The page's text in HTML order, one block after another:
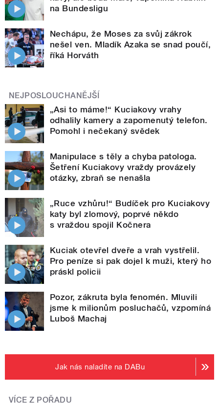
na Bundesligu
Nechápu, že Moses za svůj zákrok
nešel ven. Mladík Azaka se snad poučí,
říká Horváth
NEJPOSLOUCHANĚJŠÍ
„Asi to máme!“ Kuciakovy vrahy
odhalily kamery a zapomenutý telefon.
Pomohl i nečekaný svědek
Manipulace s těly a chyba patologa.
Šetření Kuciakovy vraždy provázely
otázky, zbraň se nenašla
„Ruce vzhůru!“ Budíček pro Kuciakovy
katy byl zlomový, poprvé někdo
s vraždou spojil Kočnera
Kuciak otevřel dveře a vrah vystřelil.
Pro peníze si pak dojel k muži, který ho
práskl policii
Pozor, zákruta byla fenomén. Mluvili
jsme k milionům posluchačů, vzpomíná
Luboš Machaj
Jak nás naladíte na DABu
VÍCE Z POŘADU